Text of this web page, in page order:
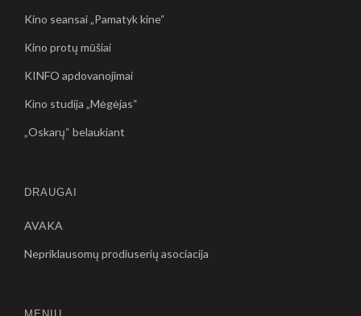
Kino seansai „Pamatyk kine“
Kino protų mūšiai
KINFO apdovanojimai
Kino studija „Mėgėjas“
„Oskarų“ belaukiant
DRAUGAI
AVAKA
Nepriklausomų prodiuserių asociacija